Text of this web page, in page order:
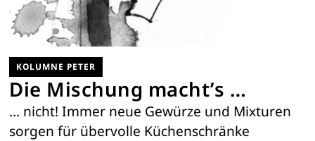
KOLUMNE PETER
Die Mischung macht’s …
… nicht! Immer neue Gewürze und Mixturen
sorgen für übervolle Küchenschränke